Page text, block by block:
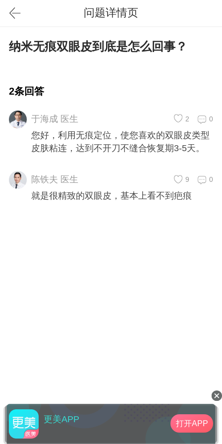
问题详情页
纳米无痕双眼皮到底是怎么回事？
2条回答
于海成 医生 0
2
您好，利用无痕定位，使您喜欢的双眼皮类型
皮肤粘连，达到不开刀不缝合恢复期3-5天。
陈铁夫 医生 0
9
就是很精致的双眼皮，基本上看不到疤痕
更美APP 打开APP